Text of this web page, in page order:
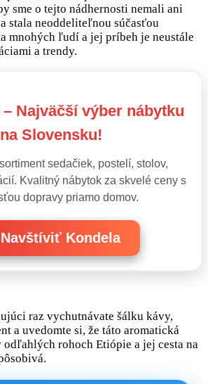
sme o tejto nádhernosti nemali ani
stala neoddeliteľnou súčasťou
mnohých ľudí a jej príbeh je neustále
a trendy.
Najväčší výber nábytku
na Slovensku!
sedačiek, postelí, stolov,
Kvalitný nábytok za skvelé ceny s
dopravy priamo domov.
Navštíviť Kondela
raz vychutnávate šálku kávy,
a uvedomte si, že táto aromatická
rohoch Etiópie a jej cesta na